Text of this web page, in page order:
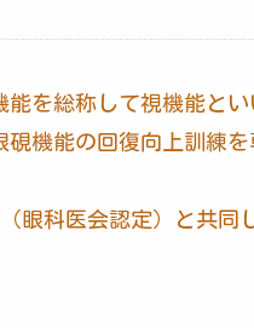
を総称して視機能とい
機能の回復向上訓練
眼科医会認定）と共同